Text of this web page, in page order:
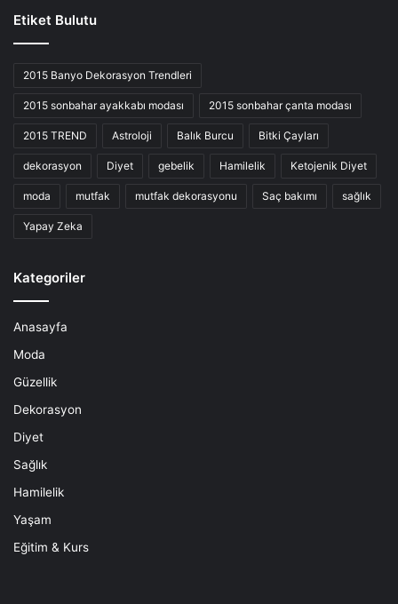
Etiket Bulutu
2015 Banyo Dekorasyon Trendleri
2015 sonbahar ayakkabı modası 2015 sonbahar çanta modası
2015 TREND Astroloji Balık Burcu Bitki Çayları
dekorasyon Diyet gebelik Hamilelik Ketojenik Diyet
moda mutfak mutfak dekorasyonu Saç bakımı sağlık
Yapay Zeka
Kategoriler
Anasayfa
Moda
Güzellik
Dekorasyon
Diyet
Sağlık
Hamilelik
Yaşam
Eğitim & Kurs